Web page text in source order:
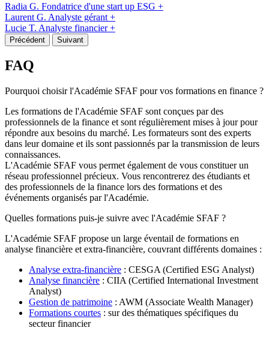
Radia G. Fondatrice d'une start up ESG +
Laurent G. Analyste gérant +
Lucie T. Analyste financier +
Précédent Suivant
FAQ
Pourquoi choisir l'Académie SFAF pour vos formations en finance ?
Les formations de l'Académie SFAF sont conçues par des
professionnels de la finance et sont régulièrement mises à jour pour
répondre aux besoins du marché. Les formateurs sont des experts
dans leur domaine et ils sont passionnés par la transmission de leurs
connaissances.
L'Académie SFAF vous permet également de vous constituer un
réseau professionnel précieux. Vous rencontrerez des étudiants et
des professionnels de la finance lors des formations et des
événements organisés par l'Académie.
Quelles formations puis-je suivre avec l'Académie SFAF ?
L'Académie SFAF propose un large éventail de formations en
analyse financière et extra-financière, couvrant différents domaines :
Analyse extra-financière : CESGA (Certified ESG Analyst)
Analyse financière : CIIA (Certified International Investment
Analyst)
Gestion de patrimoine : AWM (Associate Wealth Manager)
Formations courtes : sur des thématiques spécifiques du
secteur financier